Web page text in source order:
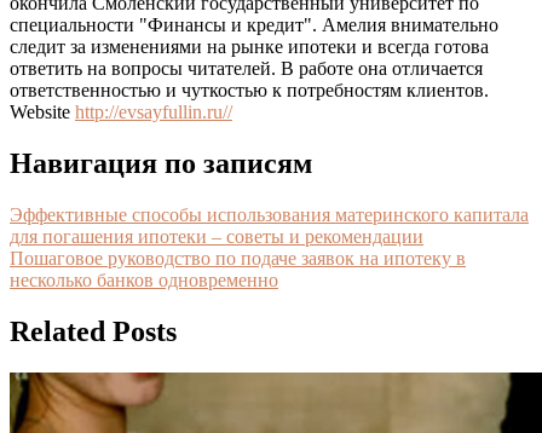
специальности "Финансы и кредит". Амелия внимательно
следит за изменениями на рынке ипотеки и всегда готова
ответить на вопросы читателей. В работе она отличается
ответственностью и чуткостью к потребностям клиентов.
Website http://evsayfullin.ru//
Навигация по записям
Эффективные способы использования материнского капитала
для погашения ипотеки – советы и рекомендации
Пошаговое руководство по подаче заявок на ипотеку в
несколько банков одновременно
Related Posts